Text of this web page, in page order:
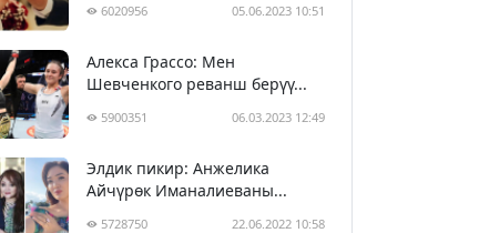
6020956 05.06.2023 10:51
Алекса Грассо: Мен
Шевченкого реванш берүү...
5900351 06.03.2023 12:49
Элдик пикир: Анжелика
Айчүрөк Иманалиеваны...
5728750 22.06.2022 10:58